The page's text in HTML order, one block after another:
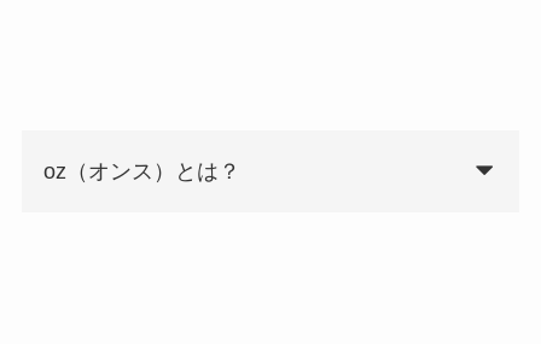
oz（オンス）とは？